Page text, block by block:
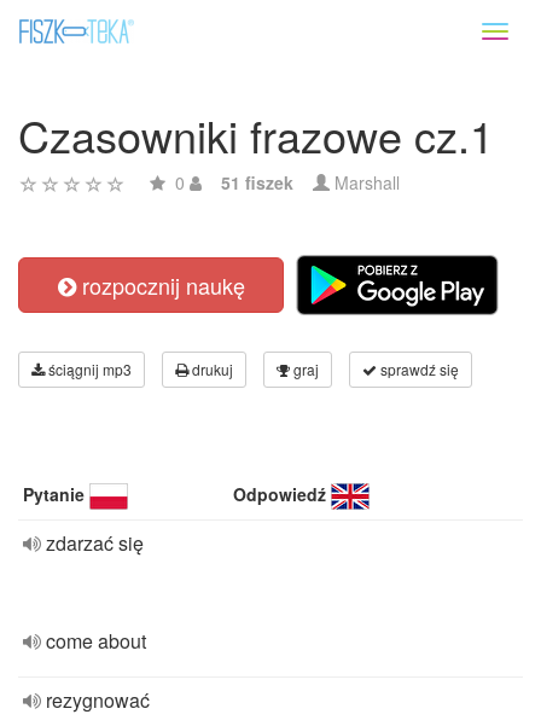
Czasowniki frazowe cz.1
0 51 fiszek Marshall
rozpocznij naukę
ściągnij mp3 drukuj graj sprawdź się
Pytanie Odpowiedź
zdarzać się
come about
rezygnować